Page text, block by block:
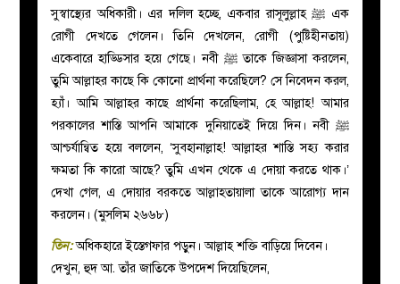
সুস্বাস্থ্যের অধিকারী। এর দলিল হচ্ছে, একবার রাসূলুল্লাহﷺ এক
রোগী দেখতে গেলেন। তিনি দেখলেন, রোগী (পুষ্টিহীনতায়)
একেবারে হাড্ডিসার হয়ে গেছে। নবী ﷺতাকে জিজ্ঞাসা করলেন,
তুমি আল্লাহর কাছে কি কোনো প্রার্থনা করেছিলে? সে নিবেদন করল,
হ্যাঁ। আমি আল্লাহর কাছে প্রার্থনা করেছিলাম, হে আল্লাহ! আমার
পরকালের শাস্তি আপনি আমাকে দুনিয়াতেই দিয়ে দিন। নবী ﷺ
আশ্চর্যান্বিত হয়ে বললেন, ‘সুবহানাল্লাহ! আল্লাহর শাস্তি সহ্য করার
ক্ষমতা কি কারো আছে? তুমি এখন থেকে এ দোয়া করতে থাক।’
দেখা গেল, এ দোয়ার বরকতে আল্লাহতায়ালা তাকে আরোগ্য দান
করলেন। (মুসলিম ২৬৬৮)
তিন:অধিকহারে ইস্তেগফার পড়ুন। আল্লাহ শক্তি বাড়িয়ে দিবেন।
দেখুন, হুদ আ. তাঁর জাতিকে উপদেশ দিয়েছিলেন,